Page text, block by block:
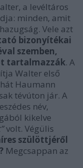
a levéltáros
minden, amit
Vele azt
bizonyítékai
szemben,
tartalmazzák. A
Walter első
Haumann
tévúton jár. A
név,
kikelve
volt. Végülis
szülöttjéről
Megcsappan az